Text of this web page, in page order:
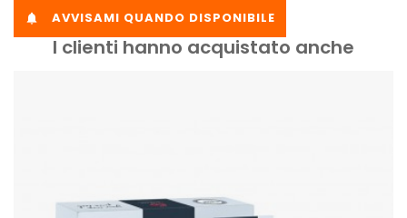
 AVVISAMI QUANDO DISPONIBILE
I clienti hanno acquistato anche